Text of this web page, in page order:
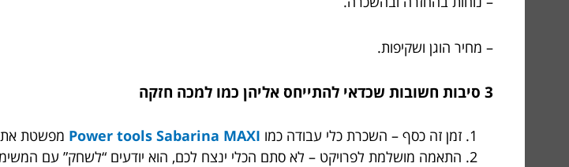
– מחיר הוגן ושקיפות.
3 סיבות חשובות שכדאי להתייחס אליהן כמו למכה חזקה
זמן זה כסף – השכרת כלי עבודה כמו Power tools Sabarina MAXI מפשטת את
התאמה מושלמת לפרויקט – לא סתם הכלי ינצח לכם, הוא יודעים “לשחק” עם